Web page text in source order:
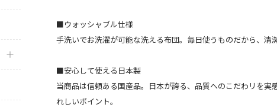
■ウォッシャブル仕様
手洗いでお洗濯が可能な洗える布団。毎日使うものだから、清
■安心して使える日本製
当商品は信頼ある国産品。日本が誇る、品質へのこだわリを
れしいポイント。